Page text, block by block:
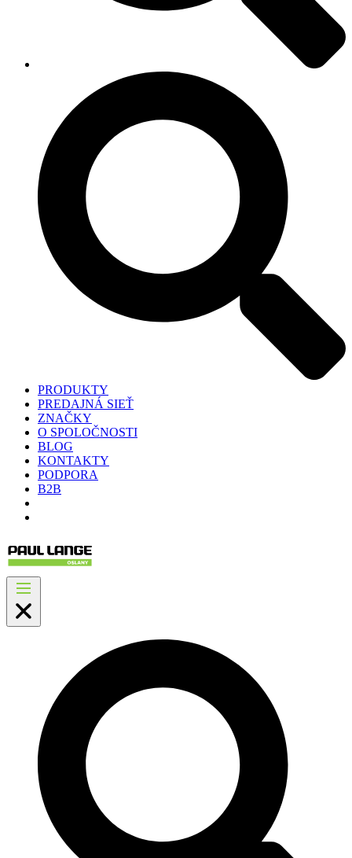
PRODUKTY
PREDAJNÁ SIEŤ
ZNAČKY
O SPOLOČNOSTI
BLOG
KONTAKTY
PODPORA
B2B